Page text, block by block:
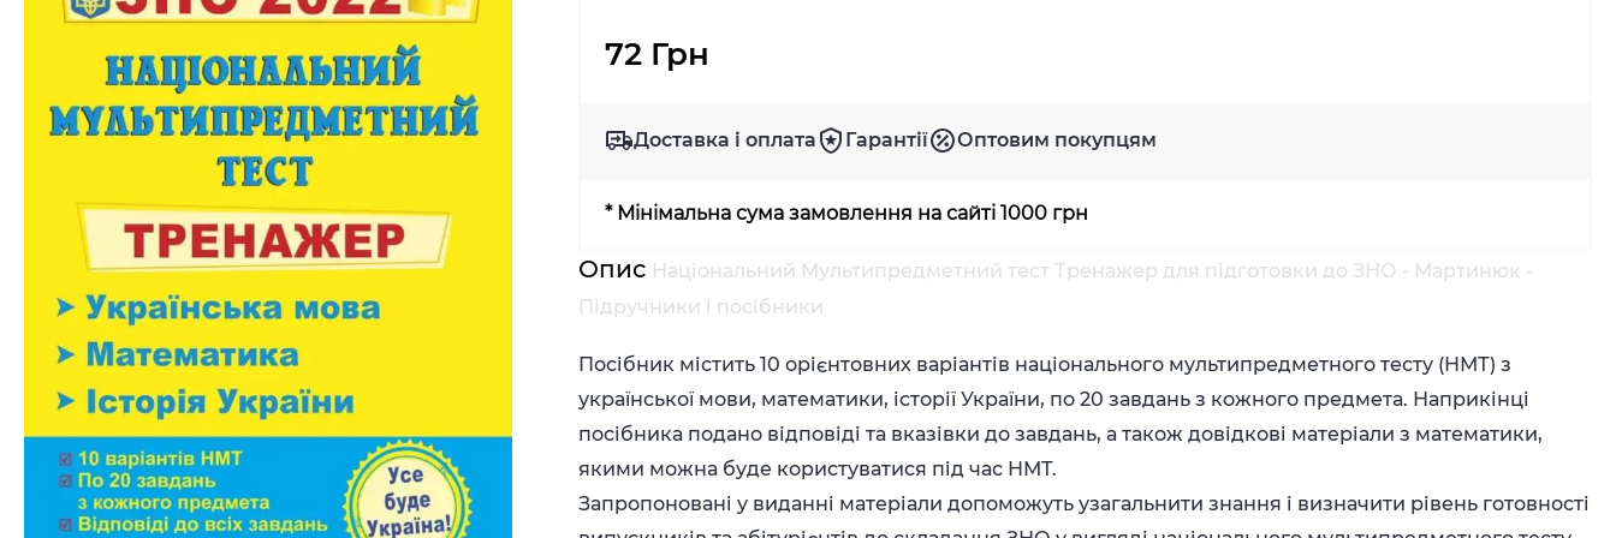
72 Грн
Доставка і оплата Гарантії Оптовим покупцям
* Мінімальна сума замовлення на сайті 1000 грн
Опис Національний Мультипредметний тест Тренажер для підготовки до ЗНО - Мартинюк -
Підручники і посібники
Посібник містить 10 орієнтовних варіантів національного мультипредметного тесту (НМТ) з
української мови, математики, історії України, по 20 завдань з кожного предмета. Наприкінці
посібника подано відповіді та вказівки до завдань, а також довідкові матеріали з математики,
якими можна буде користуватися під час НМТ.
Запропоновані у виданні матеріали допоможуть узагальнити знання і визначити рівень готовності